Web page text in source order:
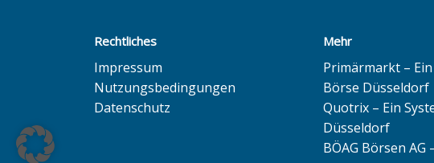
Rechtliches
Impressum
Nutzungsbedingungen
Datenschutz
Mehr
Primärmarkt –
Börse Düsseldorf
Quotrix – Ein
Düsseldorf
BÖAG Börsen